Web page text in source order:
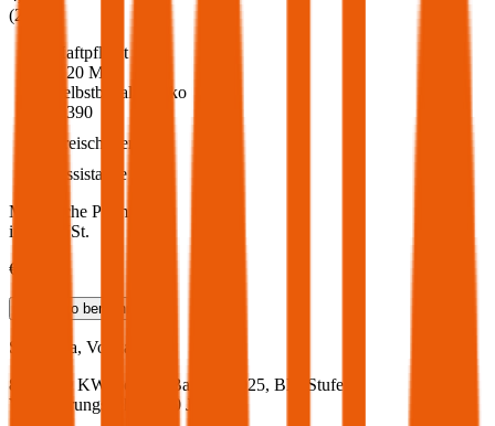
(217
Haftpflicht
€ 20 Mio.
Selbstbehalt Kasko
€ 390
Freischaden
Assistance
Monatliche Prämie
inkl. mVSt.
€ 53,73
Teilkasko berechnen
Seat
Ibiza, Vollkasko
80 PS/59 KW, benzin, Baujahr 2025, BM-Stufe
Versicherungsnehmer 30 Jahre